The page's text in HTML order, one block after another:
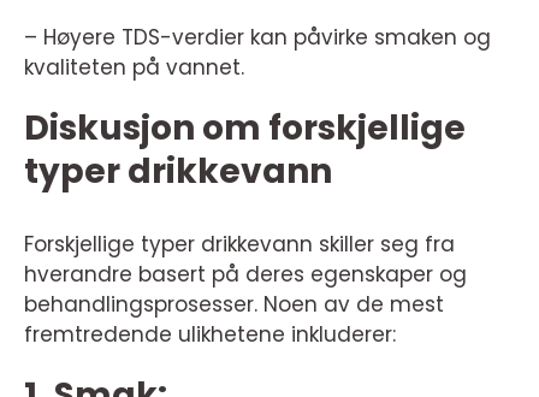
– Høyere TDS-verdier kan påvirke smaken og
kvaliteten på vannet.
Diskusjon om forskjellige
typer drikkevann
Forskjellige typer drikkevann skiller seg fra
hverandre basert på deres egenskaper og
behandlingsprosesser. Noen av de mest
fremtredende ulikhetene inkluderer: